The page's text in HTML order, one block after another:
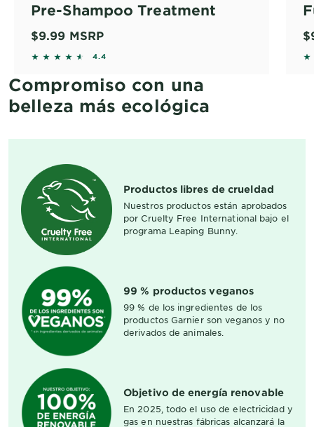
Pre-Shampoo Treatment
$9.99 MSRP
4.4121 out of 5 stars based on reviews
4.4
Compromiso con una
belleza más ecológica
Productos libres de crueldad
Nuestros productos están aprobados
por Cruelty Free International bajo el
programa Leaping Bunny.
99 % productos veganos
99 % de los ingredientes de los
productos Garnier son veganos y no
derivados de animales.
Objetivo de energía renovable
En 2025, todo el uso de electricidad y
gas en nuestras fábricas alcanzará la